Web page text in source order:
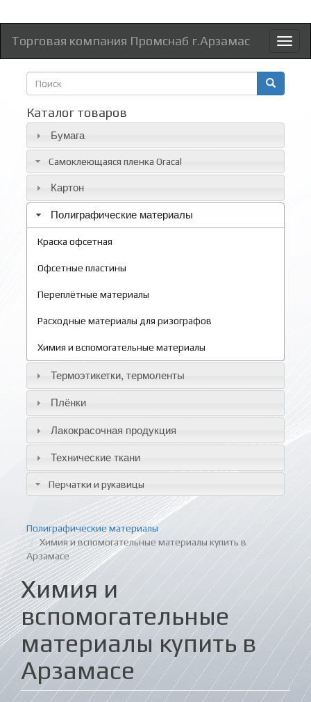
Торговая компания Промснаб г.Арзамас
Форма
поиска
Каталог товаров
Бумага
Самоклеющаяся пленка Oracal
Картон
Полиграфические материалы
Краска офсетная
Офсетные пластины
Переплётные материалы
Расходные материалы для ризографов
Химия и вспомогательные материалы
Термоэтикетки, термоленты
Плёнки
Лакокрасочная продукция
Технические ткани
Перчатки и рукавицы
Полиграфические материалы
Химия и вспомогательные материалы купить в
Арзамасе
Химия и
вспомогательные
материалы купить в
Арзамасе